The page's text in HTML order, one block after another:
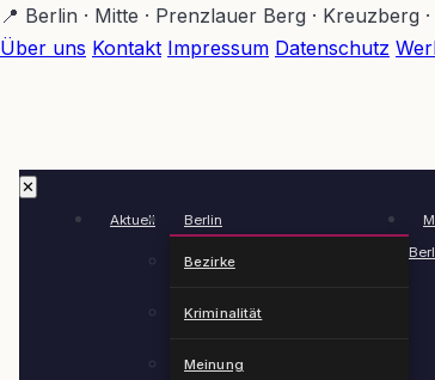
Zum
Hauptinhalt
📍 Berlin · Mitte · Prenzlauer Berg · Kreuzberg
Über uns Kontakt Impressum Datenschutz
✕
Aktuell Berlin
Bezirke
Kriminalität
Meinung